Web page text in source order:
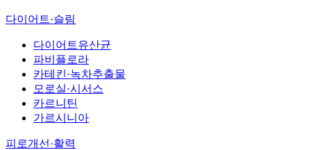
다이어트·슬림
다이어트유산균
파비플로라
카테킨·녹차추출물
모로실·시서스
카르니틴
가르시니아
피로개선·활력